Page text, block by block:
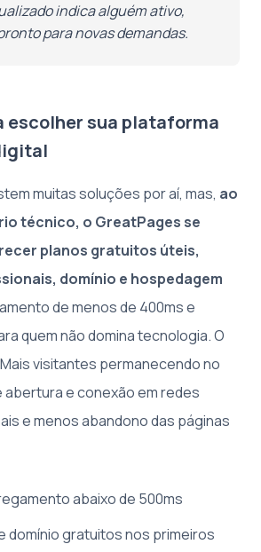
indica alguém ativo,
para novas demandas.
escolher sua plataforma
muitas soluções por aí, mas, ao
técnico, o GreatPages se
planos gratuitos úteis,
domínio e hospedagem
de menos de 400ms e
quem não domina tecnologia. O
visitantes permanecendo no
abertura e conexão em redes
e menos abandono das páginas
abaixo de 500ms
domínio gratuitos nos primeiros